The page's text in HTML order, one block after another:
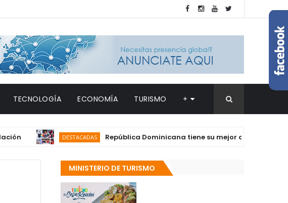
TECNOLOGÍA ECONOMÍA TURISMO +
DESTACADAS República Dominicana tiene su mejor actuación en historia
MINISTERIO DE TURISMO